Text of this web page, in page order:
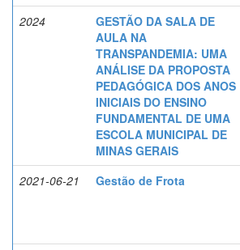
2024
GESTÃO DA SALA DE
AULA NA
TRANSPANDEMIA: UMA
ANÁLISE DA PROPOSTA
PEDAGÓGICA DOS ANOS
INICIAIS DO ENSINO
FUNDAMENTAL DE UMA
ESCOLA MUNICIPAL DE
MINAS GERAIS
2021-06-21 Gestão de Frota